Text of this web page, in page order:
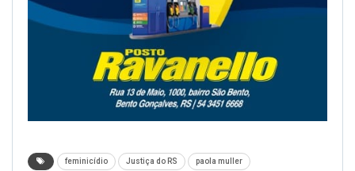
feminicídio Justiça do RS paola muller